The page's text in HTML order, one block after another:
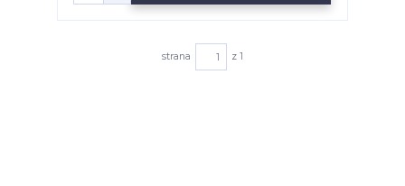
strana z 1